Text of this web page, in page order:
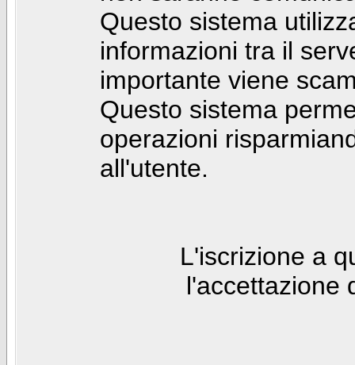
Questo sistema
informazioni tra il
importante viene
Questo sistema
operazioni
all'utente.
L'iscrizione a
l'accettazione